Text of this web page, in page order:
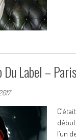
Du Label –
l’un